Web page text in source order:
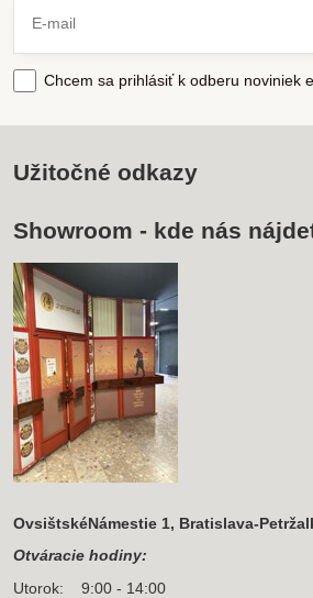
Chcem sa prihlásiť k odberu noviniek
Užitočné odkazy
Showroom - kde nás
OvsištskéNámestie 1, Bratislava-
Otváracie hodiny:
Utorok: 9:00 - 14:00